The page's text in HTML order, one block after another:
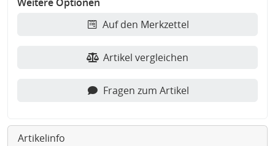
Auf den Merkzettel
Artikel vergleichen
Fragen zum Artikel
Artikelinfo